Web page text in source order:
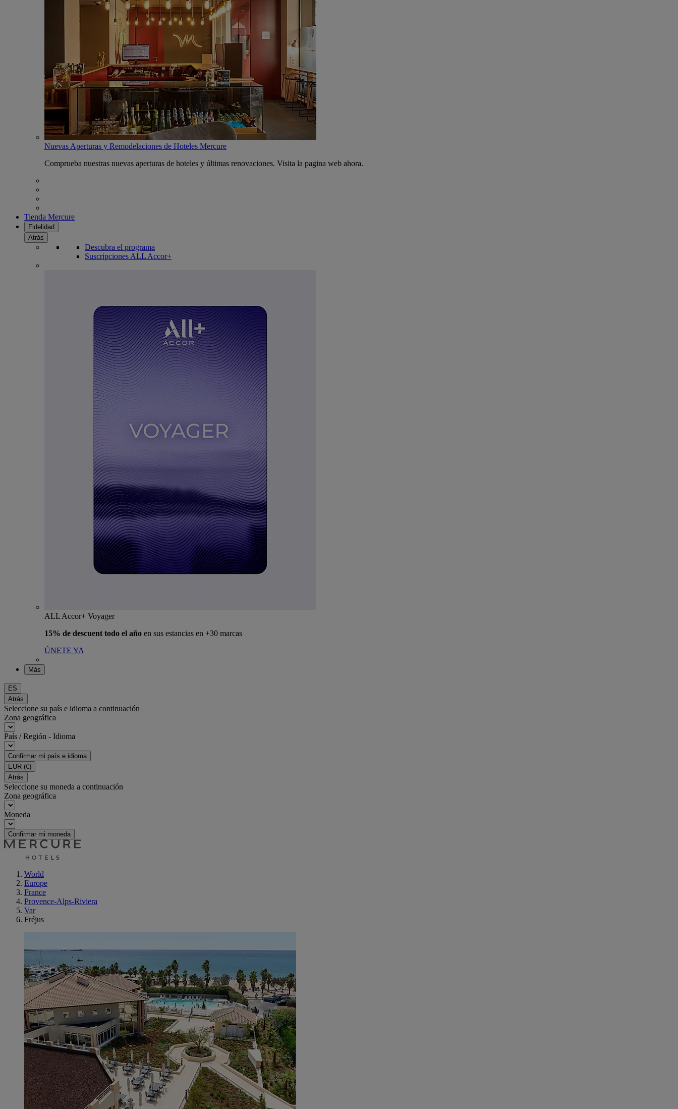
Nuevas Aperturas y Remodelaciones de Hoteles Mercure
Comprueba nuestras nuevas aperturas de hoteles y últimas renovaciones. Visita la pagina web ahora.
Tienda Mercure
Fidelidad
Atrás
Descubra el programa
Suscripciones ALL Accor+
ALL Accor+ Voyager
15% de descuent todo el año en sus estancias en +30 marcas
ÚNETE YA
Más
ES
Atrás
Seleccione su país e idioma a continuación
Zona geográfica
País / Región - Idioma
Confirmar mi país e idioma
EUR (€)
Atrás
Seleccione su moneda a continuación
Zona geográfica
Moneda
Confirmar mi moneda
World
Europe
France
Provence-Alps-Riviera
Var
Fréjus